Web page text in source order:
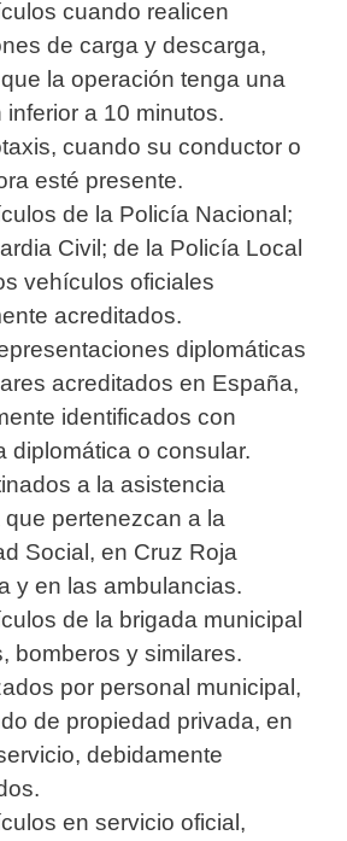
cuando realicen
de carga y descarga,
la operación tenga una
inferior a 10 minutos.
cuando su conductor o
esté presente.
de la Policía Nacional;
Civil; de la Policía Local
vehículos oficiales
acreditados.
diplomáticas
acreditados en España,
identificados con
diplomática o consular.
a la asistencia
que pertenezcan a la
Social, en Cruz Roja
y en las ambulancias.
de la brigada municipal
bomberos y similares.
por personal municipal,
de propiedad privada, en
debidamente
en servicio oficial,